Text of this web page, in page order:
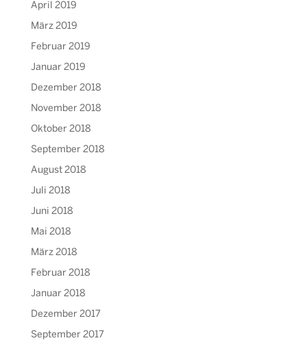
April 2019
März 2019
Februar 2019
Januar 2019
Dezember 2018
November 2018
Oktober 2018
September 2018
August 2018
Juli 2018
Juni 2018
Mai 2018
März 2018
Februar 2018
Januar 2018
Dezember 2017
September 2017